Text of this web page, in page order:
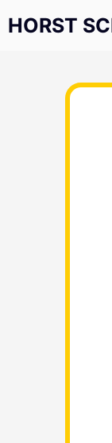
HORST